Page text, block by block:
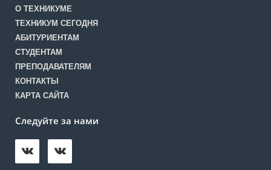
О ТЕХНИКУМЕ
ТЕХНИКУМ СЕГОДНЯ
АБИТУРИЕНТАМ
СТУДЕНТАМ
ПРЕПОДАВАТЕЛЯМ
КОНТАКТЫ
КАРТА САЙТА
Следуйте за нами